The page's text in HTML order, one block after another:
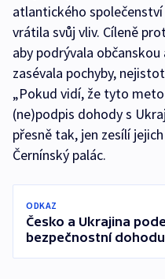
atlantického
vrátila svůj vliv. Cíleně
aby podrývala
zasévala pochyby,
„Pokud vidí, že tyto
(ne)podpis dohody s
přesně tak, jen zesílí
Černínský palác.
ODKAZ
Česko a Ukrajina
bezpečnostní